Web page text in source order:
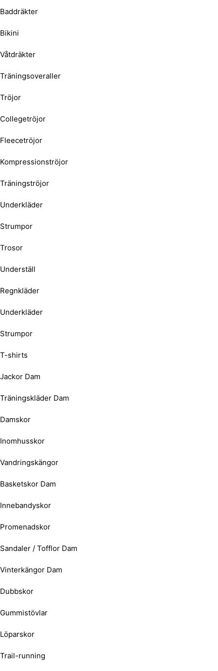
Baddräkter
Bikini
Våtdräkter
Träningsoveraller
Tröjor
Collegetröjor
Fleecetröjor
Kompressionströjor
Träningströjor
Underkläder
Strumpor
Trosor
Underställ
Regnkläder
Underkläder
Strumpor
T-shirts
Jackor Dam
Träningskläder Dam
Damskor
Inomhusskor
Vandringskängor
Basketskor Dam
Innebandyskor
Promenadskor
Sandaler / Tofflor Dam
Vinterkängor Dam
Dubbskor
Gummistövlar
Löparskor
Trail-running